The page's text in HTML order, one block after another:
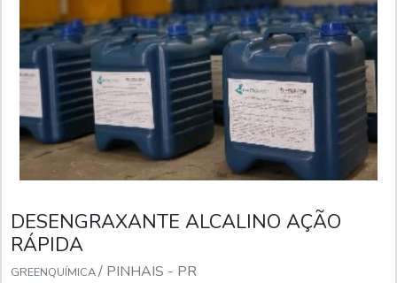
DESENGRAXANTE ALCALINO AÇÃO
RÁPIDA
GREENQUÍMICA/ PINHAIS - PR